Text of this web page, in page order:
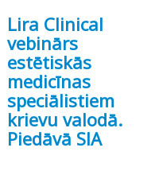
Lira Clinical
vebinārs
estētiskās
medicīnas
speciālistiem
krievu valodā.
Piedāvā SIA